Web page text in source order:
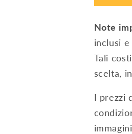
6,30
Note
inclusi
Tali
scelta,
I prezzi